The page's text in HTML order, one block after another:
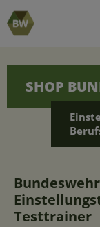
SHOP
Testtrainer